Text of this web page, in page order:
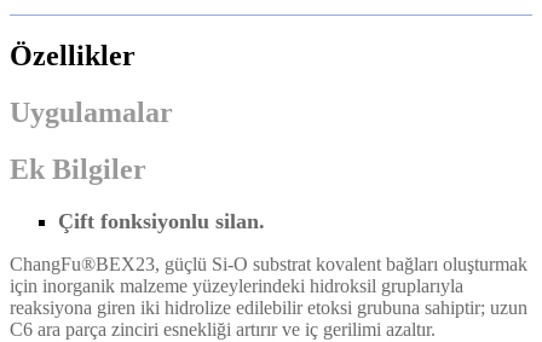
Özellikler
Uygulamalar
Ek Bilgiler
Çift fonksiyonlu silan.
ChangFu®BEX23, güçlü Si-O substrat kovalent bağları oluşturmak
için inorganik malzeme yüzeylerindeki hidroksil gruplarıyla
reaksiyona giren iki hidrolize edilebilir etoksi grubuna sahiptir; uzun
C6 ara parça zinciri esnekliği artırır ve iç gerilimi azaltır.